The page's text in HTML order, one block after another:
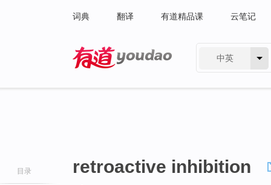
词典 翻译 有道精品课 云笔记
中英
目录 retroactive inhibition